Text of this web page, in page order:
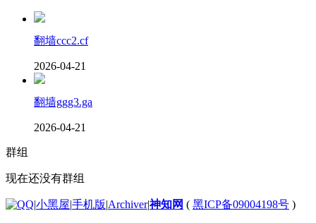
翻墙ccc2.cf
2026-04-21
翻墙ggg3.ga
2026-04-21
群组
现在还没有群组
|小黑屋|手机版|Archiver|神知网 ( 黑ICP备09004198号 )